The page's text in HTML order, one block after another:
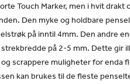
Touch Marker, men i hvit drakt
Den myke og holdbare
på inntil 4mm. Den andre
på 2-5 mm. Dette gir
scrappere muligheter for enda
kan brukes til de fleste